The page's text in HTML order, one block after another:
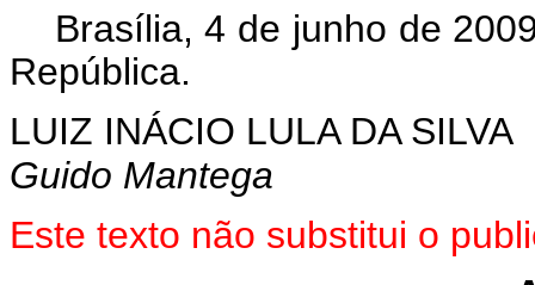
Brasília, 4 de junho de
República.
LUIZ INÁCIO LULA DA SILVA
Guido Mantega
Este texto não substitui o